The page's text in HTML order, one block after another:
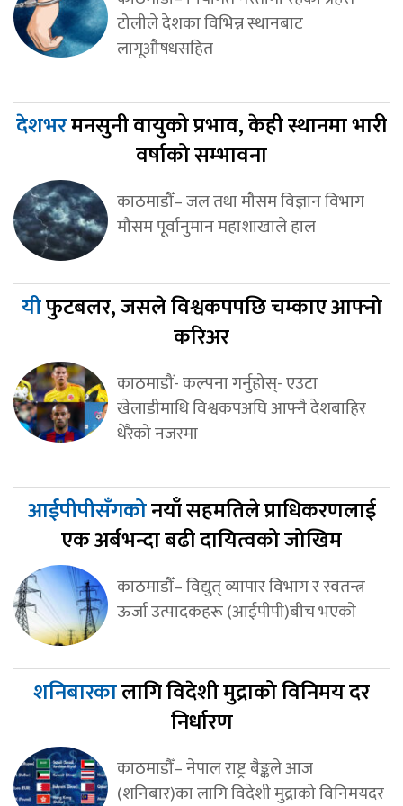
टोलीले देशका विभिन्न स्थानबाट
लागूऔषधसहित
देशभरमनसुनी वायुको प्रभाव, केही स्थानमा भारी
वर्षाको सम्भावना
काठमाडौँ– जल तथा मौसम विज्ञान विभाग
मौसम पूर्वानुमान महाशाखाले हाल
यीफुटबलर, जसले विश्वकपपछि चम्काए आफ्नो
करिअर
काठमाडौं- कल्पना गर्नुहोस्- एउटा
खेलाडीमाथि विश्वकपअघि आफ्नै देशबाहिर
धेरैको नजरमा
आईपीपीसँगकोनयाँ सहमतिले प्राधिकरणलाई
एक अर्बभन्दा बढी दायित्वको जोखिम
काठमाडौँ– विद्युत् व्यापार विभाग र स्वतन्त्र
ऊर्जा उत्पादकहरू (आईपीपी)बीच भएको
शनिबारकालागि विदेशी मुद्राको विनिमय दर
निर्धारण
काठमाडौँ– नेपाल राष्ट्र बैङ्कले आज
(शनिबार)का लागि विदेशी मुद्राको विनिमयदर